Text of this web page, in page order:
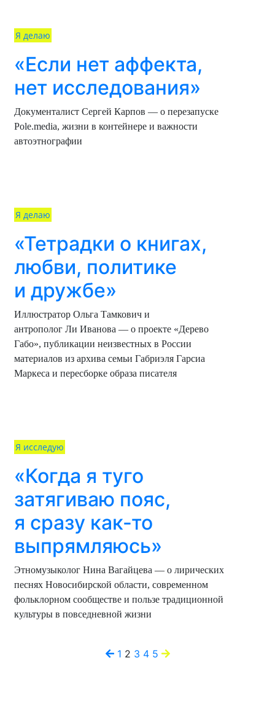
Я делаю
«Если нет аффекта,
нет исследования»
Документалист Сергей Карпов — о перезапуске
Pole.media, жизни в контейнере и важности
автоэтнографии
Я делаю
«Тетрадки о книгах,
любви, политике
и дружбе»
Иллюстратор Ольга Тамкович и
антрополог Ли Иванова — о проекте «Дерево
Габо», публикации неизвестных в России
материалов из архива семьи Габриэля Гарсиа
Маркеса и пересборке образа писателя
Я исследую
«Когда я туго
затягиваю пояс,
я сразу как-то
выпрямляюсь»
Этномузыколог Нина Вагайцева — о лирических
песнях Новосибирской области, современном
фольклорном сообществе и пользе традиционной
культуры в повседневной жизни
Навигация
1 2 3 4 5